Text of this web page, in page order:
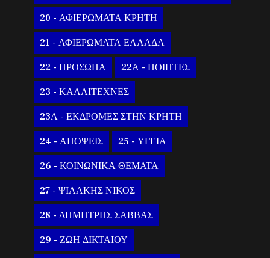
20 - ΑΦΙΕΡΩΜΑΤΑ ΚΡΗΤΗ
21 - ΑΦΙΕΡΩΜΑΤΑ ΕΛΛΑΔΑ
22 - ΠΡΟΣΩΠΑ 22Α - ΠΟΙΗΤΕΣ
23 - ΚΑΛΛΙΤΕΧΝΕΣ
23Α - ΕΚΔΡΟΜΕΣ ΣΤΗΝ ΚΡΗΤΗ
24 - ΑΠΟΨΕΙΣ 25 - ΥΓΕΙΑ
26 - ΚΟΙΝΩΝΙΚΑ ΘΕΜΑΤΑ
27 - ΨΙΛΑΚΗΣ ΝΙΚΟΣ
28 - ΔΗΜΗΤΡΗΣ ΣΑΒΒΑΣ
29 - ΖΩΗ ΔΙΚΤΑΙΟΥ